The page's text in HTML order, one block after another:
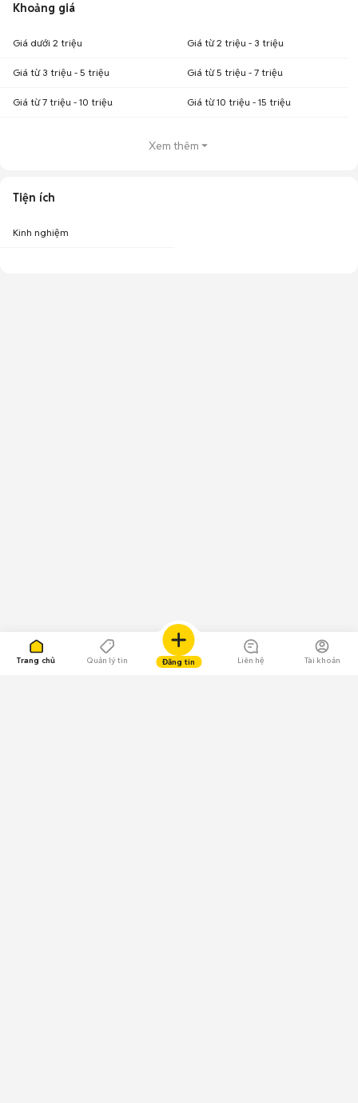
Trang chủ Quản lý tin Đăng tin Liên hệ Tài khoản
Khoảng giá
Giá dưới 2 triệu Giá từ 2 triệu - 3 triệu
Giá từ 3 triệu - 5 triệu Giá từ 5 triệu - 7 triệu
Giá từ 7 triệu - 10 triệu Giá từ 10 triệu - 15 triệu
Xem thêm
Tiện ích
Kinh nghiệm